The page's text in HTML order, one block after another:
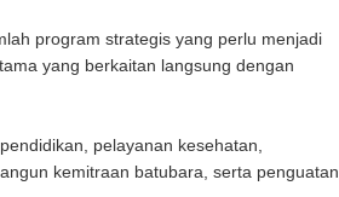
program strategis yang perlu menjadi
yang berkaitan langsung dengan
pelayanan kesehatan,
kemitraan batubara, serta penguatan